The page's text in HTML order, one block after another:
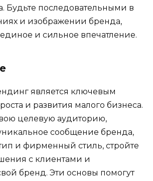
Будьте последовательными в
и изображении бренда,
и сильное впечатление.
является ключевым
и развития малого бизнеса.
целевую аудиторию,
сообщение бренда,
и фирменный стиль, стройте
с клиентами и
бренд. Эти основы помогут